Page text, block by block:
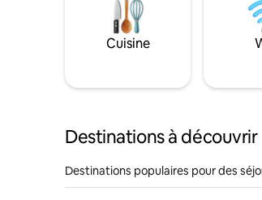
Cuisine
Destinations à découvrir
Destinations populaires pour des